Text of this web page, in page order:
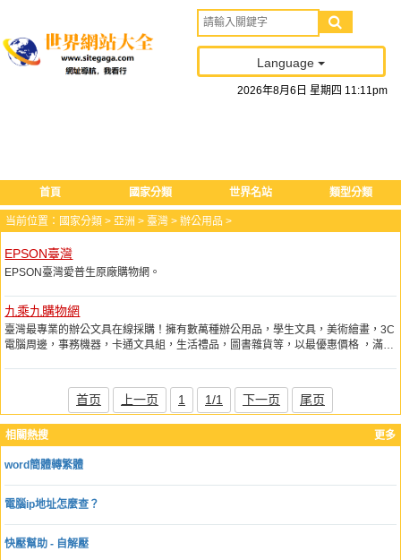
Language
2026年8月 6 日 星期四 11:11pm
首頁 國家分類 世界名站 類型分類
更多
相關熱搜
word簡體轉繁體
電腦ip地址怎麼查？
快壓幫助 - 自解壓
当前位置： 國家分類 > 亞洲 > 臺灣 > 辦公用品 >
EPSON臺灣
EPSON臺灣愛普生原廠購物網。
九乘九購物網
臺灣最專業的辦公文具在線採購！擁有數萬種辦公用品，學生文具，美術繪畫，3C
電腦周邊，事務機器，卡通文具組，生活禮品，圖書雜貨等，以最優惠價格 ，滿足
首页 上一页 1 1/1 下一页 尾页